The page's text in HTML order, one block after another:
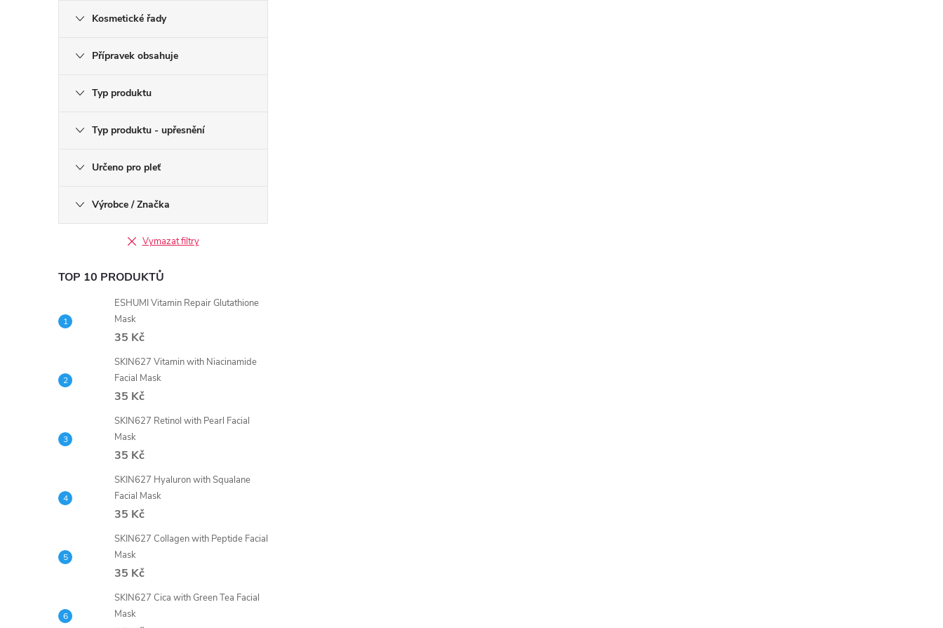
Kosmetické řady
Přípravek obsahuje
Typ produktu
Typ produktu - upřesnění
Určeno pro pleť
Výrobce / Značka
Vymazat filtry
TOP 10 PRODUKTŮ
ESHUMI Vitamin Repair Glutathione
Mask
35 Kč
SKIN627 Vitamin with Niacinamide
Facial Mask
35 Kč
SKIN627 Retinol with Pearl Facial
Mask
35 Kč
SKIN627 Hyaluron with Squalane
Facial Mask
35 Kč
SKIN627 Collagen with Peptide Facial
Mask
35 Kč
SKIN627 Cica with Green Tea Facial
Mask